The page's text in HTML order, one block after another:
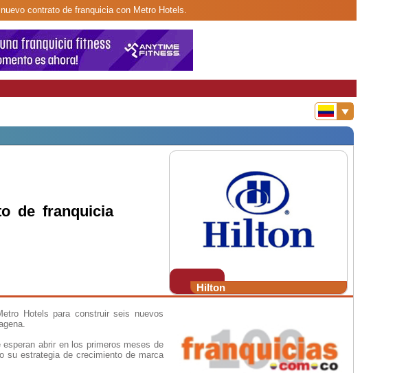
contrato de franquicia con Metro Hotels.
Hilton
de franquicia
Hotels para construir seis nuevos
abrir en los primeros meses de
su estrategia de crecimiento de marca